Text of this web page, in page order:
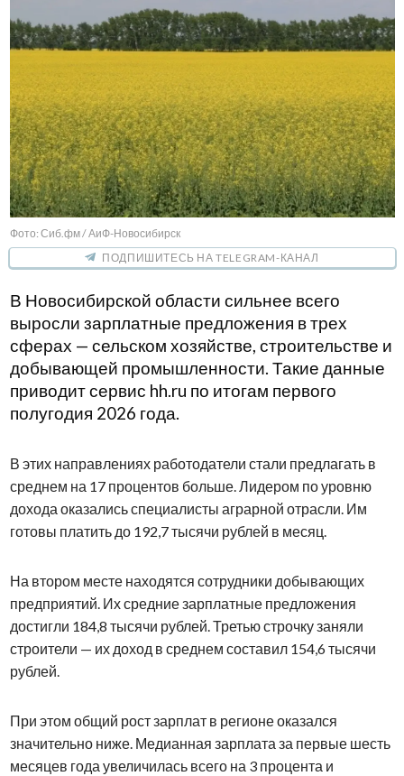
Фото: Сиб.фм / АиФ-Новосибирск
ПОДПИШИТЕСЬ НА TELEGRAM-КАНАЛ
В Новосибирской области сильнее всего
выросли зарплатные предложения в трех
сферах — сельском хозяйстве, строительстве и
добывающей промышленности. Такие данные
приводит сервис hh.ru по итогам первого
полугодия 2026 года.
В этих направлениях работодатели стали предлагать в
среднем на 17 процентов больше. Лидером по уровню
дохода оказались специалисты аграрной отрасли. Им
готовы платить до 192,7 тысячи рублей в месяц.
На втором месте находятся сотрудники добывающих
предприятий. Их средние зарплатные предложения
достигли 184,8 тысячи рублей. Третью строчку заняли
строители — их доход в среднем составил 154,6 тысячи
рублей.
При этом общий рост зарплат в регионе оказался
значительно ниже. Медианная зарплата за первые шесть
месяцев года увеличилась всего на 3 процента и